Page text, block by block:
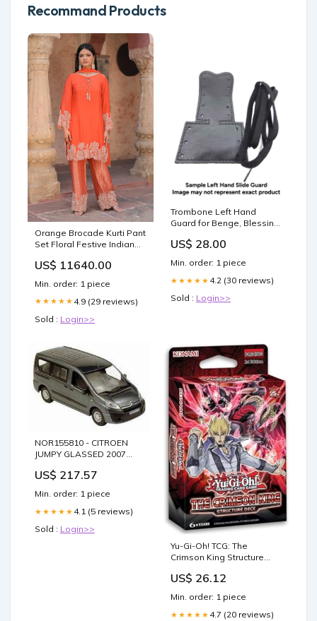
Recommand Products
Orange Brocade Kurti Pant
Set Floral Festive Indian
US$ 11640.00
Min. order: 1 piece
★★★★★ 4.9 (29 reviews)
Sold : Login>>
Trombone Left Hand
Guard for Benge, Blessing,
Color:Brown
US$ 28.00
Min. order: 1 piece
★★★★★ 4.2 (30 reviews)
Sold : Login>>
NOR155810 - CITROEN
JUMPY GLASSED 2007
US$ 217.57
Min. order: 1 piece
★★★★★ 4.1 (5 reviews)
Sold : Login>>
Yu-Gi-Oh! TCG: The
Crimson King Structure
US$ 26.12
Min. order: 1 piece
★★★★★ 4.7 (20 reviews)